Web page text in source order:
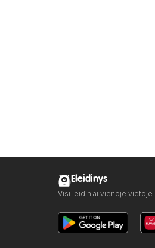
Eleidinys
Visi leidiniai vienoje vietoje